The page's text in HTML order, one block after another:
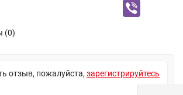
(0)
отзыв, пожалуйста, зарегистрируйтесь